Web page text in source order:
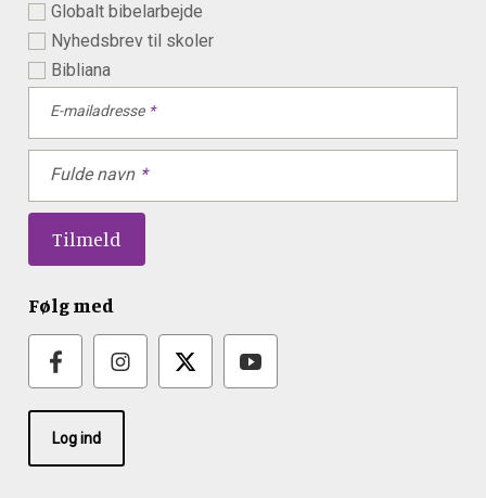
Globalt bibelarbejde
Nyhedsbrev til skoler
Bibliana
E-mailadresse
Fulde navn
Følg med
Log ind